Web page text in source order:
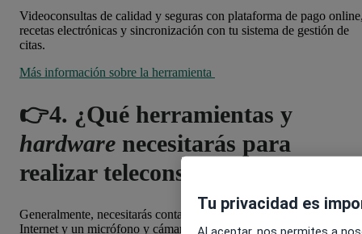
Videoconsultas de calidad y seguras con plataforma de pago
recetas electrónicas y sincronización con tu sistema de gestión de
citas.
Más información sobre la herramienta
👉4. ¿Qué herramientas y
hardware necesitarás para
realizar teleconsultas?
Generalmente, necesitarás contar con un dispositivo con conexión
Internet y un micrófono y cámara web en funcionamiento.
Tu privacidad es
Al aceptar, nos permites a